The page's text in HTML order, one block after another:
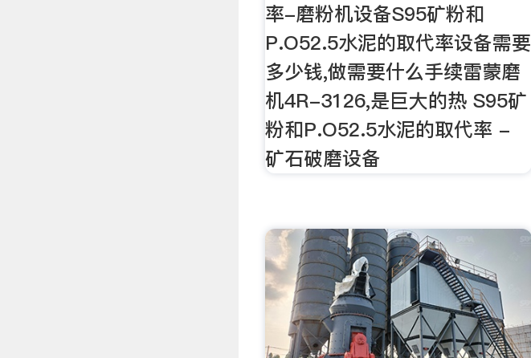
率-磨粉机设备S95矿粉和
P.O52.5水泥的取代率设备需要
多少钱,做需要什么手续雷蒙磨
机4R-3126,是巨大的热 S95矿
粉和P.O52.5水泥的取代率 -
矿石破磨设备